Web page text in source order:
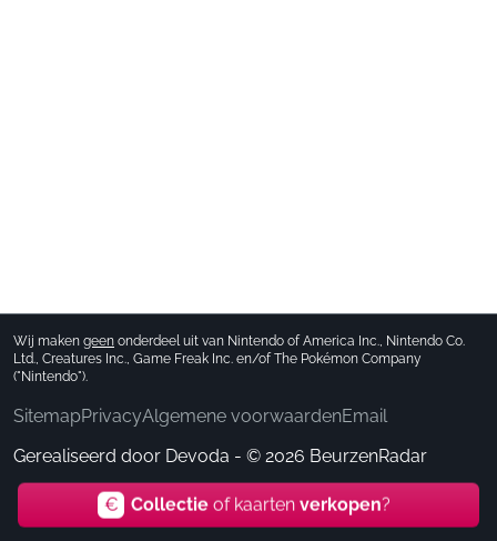
Wij maken geen onderdeel uit van Nintendo of America Inc., Nintendo Co.
Ltd., Creatures Inc., Game Freak Inc. en/of The Pokémon Company
("Nintendo").
SitemapPrivacyAlgemene voorwaardenEmail
Gerealiseerd door Devoda - © 2026 BeurzenRadar
€ Collectie of kaarten verkopen?